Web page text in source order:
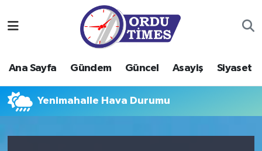
Ana Sayfa Gündem Güncel Asayiş Siyaset
Yenimahalle Hava Durumu
Gündem
Güncel
Ordu Nöbetçi Eczaneler
Ordu Hava Durumu
Ordu Namaz Vakitleri